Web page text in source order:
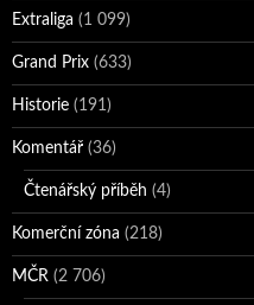
Extraliga (1 099)
Grand Prix (633)
Historie (191)
Komentář (36)
Čtenářský příběh (4)
Komerční zóna (218)
MČR (2 706)